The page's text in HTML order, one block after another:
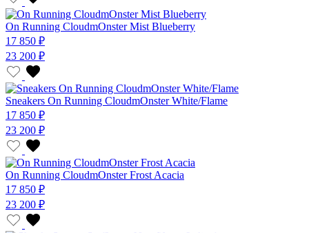
On Running CloudmOnster Mist Blueberry
17 850 ₽
23 200 ₽
Sneakers On Running CloudmOnster White/Flame
17 850 ₽
23 200 ₽
On Running CloudmOnster Frost Acacia
17 850 ₽
23 200 ₽